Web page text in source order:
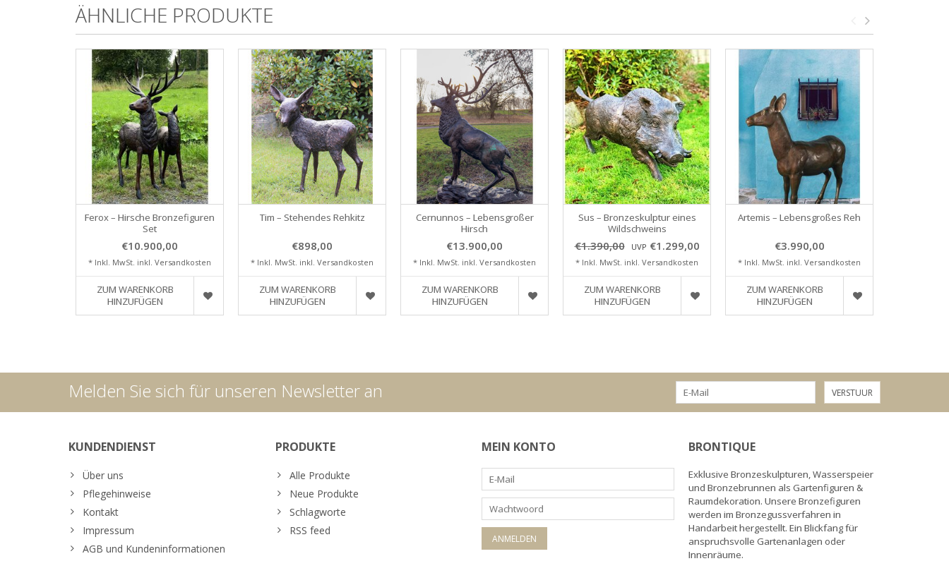
ÄHNLICHE PRODUKTE
Ferox – Hirsche Bronzefiguren
Set
€10.900,00
* Inkl. MwSt. inkl. Versandkosten
ZUM WARENKORB
HINZUFÜGEN
Tim – Stehendes Rehkitz
€898,00
* Inkl. MwSt. inkl. Versandkosten
ZUM WARENKORB
HINZUFÜGEN
Cernunnos – Lebensgroßer
Hirsch
€13.900,00
* Inkl. MwSt. inkl. Versandkosten
ZUM WARENKORB
HINZUFÜGEN
Sus – Bronzeskulptur eines
Wildschweins
€1.390,00 UVP €1.299,00
* Inkl. MwSt. inkl. Versandkosten
ZUM WARENKORB
HINZUFÜGEN
Artemis – Lebensgroßes Reh
€3.990,00
* Inkl. MwSt. inkl. Versandkosten
ZUM WARENKORB
HINZUFÜGEN
Melden Sie sich für unseren Newsletter an VERSTUUR
KUNDENDIENST
Über uns
Pflegehinweise
Kontakt
Impressum
AGB und Kundeninformationen
PRODUKTE
Alle Produkte
Neue Produkte
Schlagworte
RSS feed
MEIN KONTO BRONTIQUE
Exklusive Bronzeskulpturen, Wasserspeier
und Bronzebrunnen als Gartenfiguren &
Raumdekoration. Unsere Bronzefiguren
werden im Bronzegussverfahren in
Handarbeit hergestellt. Ein Blickfang für
anspruchsvolle Gartenanlagen oder
Innenräume.